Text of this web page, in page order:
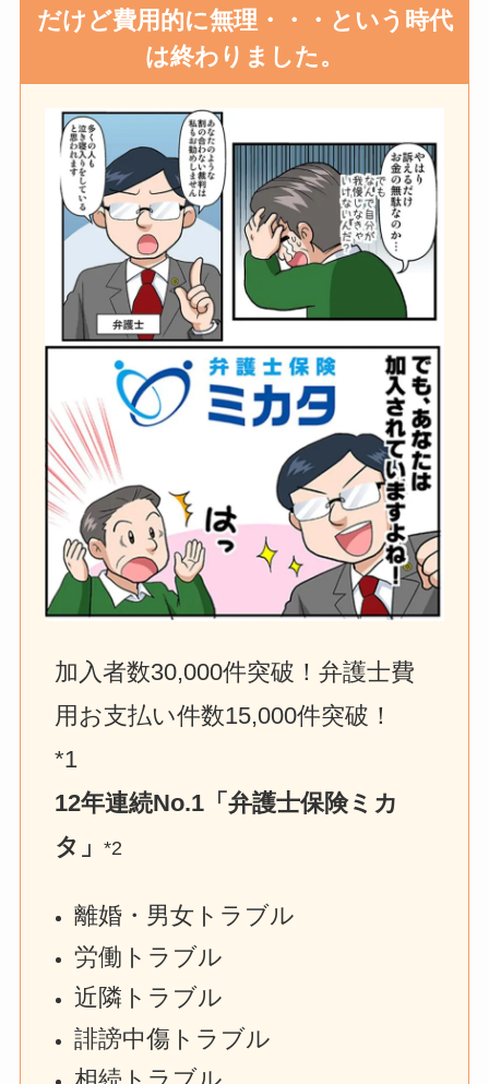
だけど費用的に無理・・・という時代
は終わりました。
加入者数30,000件突破！弁護士費
用お支払い件数15,000件突破！
*1
12年連続No.1「弁護士保険ミカ
タ」*2
離婚・男女トラブル
労働トラブル
近隣トラブル
誹謗中傷トラブル